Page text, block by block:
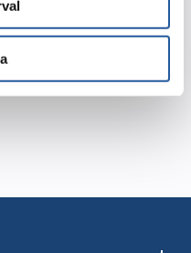
någon sort mot annan
vi för att din
och vacker som möjligt.